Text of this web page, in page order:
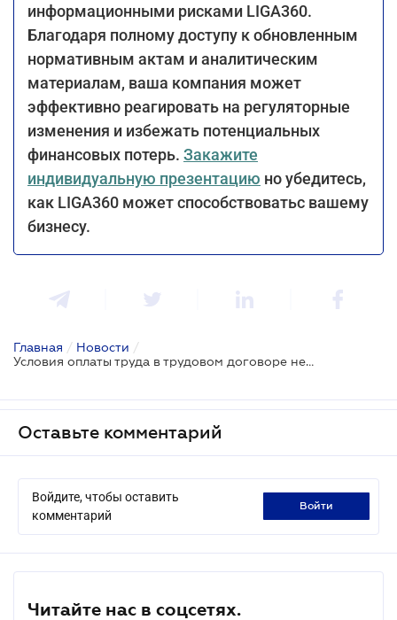
информационными рисками LIGA360.
Благодаря полному доступу к обновленным
нормативным актам и аналитическим
материалам, ваша компания может
эффективно реагировать на регуляторные
изменения и избежать потенциальных
финансовых потерь. Закажите
индивидуальную презентацию но убедитесь,
как LIGA360 может способствоватьс вашему
бизнесу.
Главная / Новости /
Условия оплаты труда в трудовом договоре не могут быть хуже предусмотренных коллективным договором - Верховный Суд
Оставьте комментарий
Войдите, чтобы оставить
комментарий
войти
Читайте нас в соцсетях.